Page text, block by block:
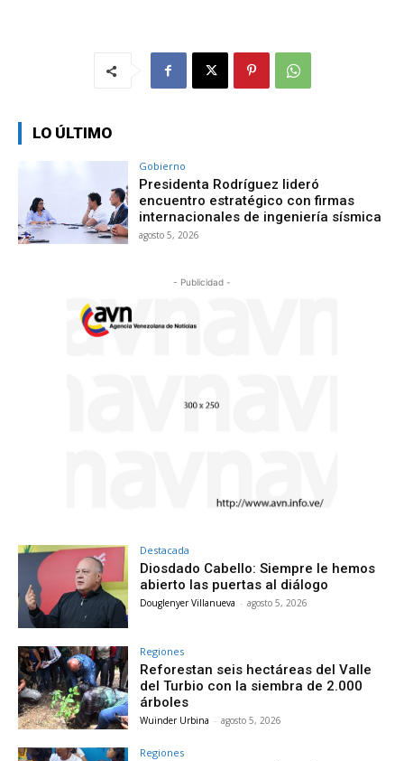
LO ÚLTIMO
Gobierno
Presidenta Rodríguez lideró
encuentro estratégico con firmas
internacionales de ingeniería sísmica
agosto 5, 2026
- Publicidad -
Destacada
Diosdado Cabello: Siempre le hemos
abierto las puertas al diálogo
Douglenyer Villanueva - agosto 5, 2026
Regiones
Reforestan seis hectáreas del Valle
del Turbio con la siembra de 2.000
árboles
Wuinder Urbina - agosto 5, 2026
Regiones